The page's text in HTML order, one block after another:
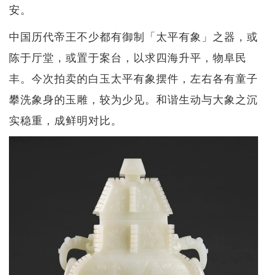
安。
中国历代帝王不少都有御制「太平有象」之器，或
陈于厅堂，或置于案台，以求四海升平，物阜民
丰。今次拍卖的白玉太平有象摆件，左右各有童子
攀洗象身的玉雕，较为少见。和谐生动与大象之沉
实稳重，成鲜明对比。